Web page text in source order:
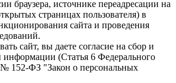
браузера, источнике переадресации на
страницах пользователя) в
сайта и проведения
сайт, вы даете согласие на сбор и
информации (Статья 6 Федерального
№ 152-ФЗ "Закон о персональных